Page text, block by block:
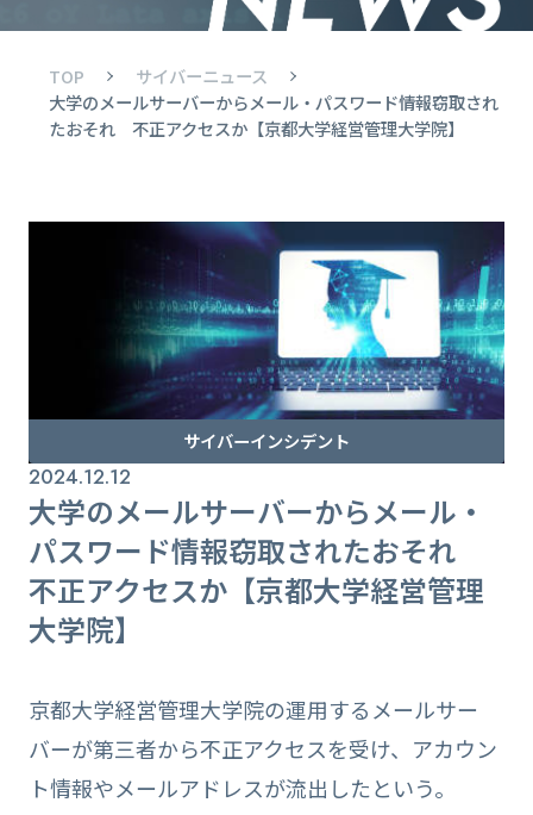
TOP
サイバーニュース
大学のメールサーバーからメール・パスワード情報窃取され
たおそれ 不正アクセスか【京都大学経営管理大学院】
サイバーインシデント
2024.12.12
大学のメールサーバーからメール・
パスワード情報窃取されたおそれ
不正アクセスか【京都大学経営管理
大学院】
京都大学経営管理大学院の運用するメールサー
バーが第三者から不正アクセスを受け、アカウン
ト情報やメールアドレスが流出したという。